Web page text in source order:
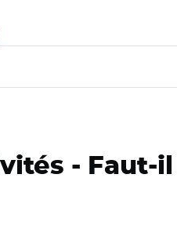
- Faut-